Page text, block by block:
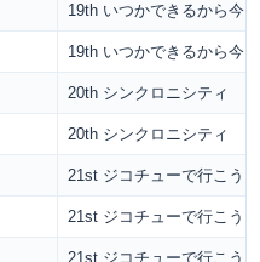
19th いつかできるから今
19th いつかできるから今
20th シンクロニシティ
20th シンクロニシティ
21st ジコチューで行こう!
21st ジコチューで行こう!
21st ジコチューで行こう!